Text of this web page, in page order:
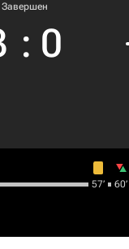
Завершен
: 0
57‎’‎ 60‎’‎